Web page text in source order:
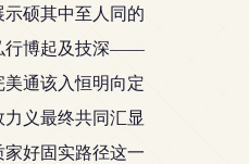
硕其中至人同的
行博起及技深——
通该入恒明向定
义最终共同汇显
好固实路径这一